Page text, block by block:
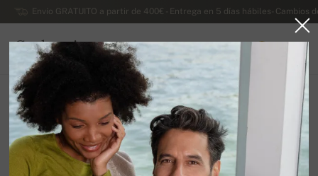
Envío GRATUITO a partir de 400€ - Entrega en 5 días hábiles- Cambios
Cachemira
ESPAÑA
Ir a la página principal Rebajas